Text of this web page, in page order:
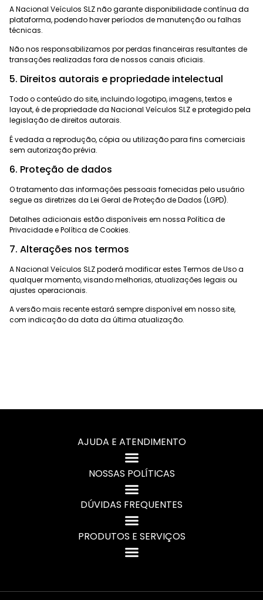
A Nacional Veículos SLZ não garante disponibilidade contínua da
plataforma, podendo haver períodos de manutenção ou falhas
técnicas.
Não nos responsabilizamos por perdas financeiras resultantes de
transações realizadas fora de nossos canais oficiais.
5. Direitos autorais e propriedade intelectual
Todo o conteúdo do site, incluindo logotipo, imagens, textos e
layout, é de propriedade da Nacional Veículos SLZ e protegido pela
legislação de direitos autorais.
É vedada a reprodução, cópia ou utilização para fins comerciais
sem autorização prévia.
6. Proteção de dados
O tratamento das informações pessoais fornecidas pelo usuário
segue as diretrizes da Lei Geral de Proteção de Dados (LGPD).
Detalhes adicionais estão disponíveis em nossa Política de
Privacidade e Política de Cookies.
7. Alterações nos termos
A Nacional Veículos SLZ poderá modificar estes Termos de Uso a
qualquer momento, visando melhorias, atualizações legais ou
ajustes operacionais.
A versão mais recente estará sempre disponível em nosso site,
com indicação da data da última atualização.
AJUDA E ATENDIMENTO
NOSSAS POLÍTICAS
DÚVIDAS FREQUENTES
PRODUTOS E SERVIÇOS